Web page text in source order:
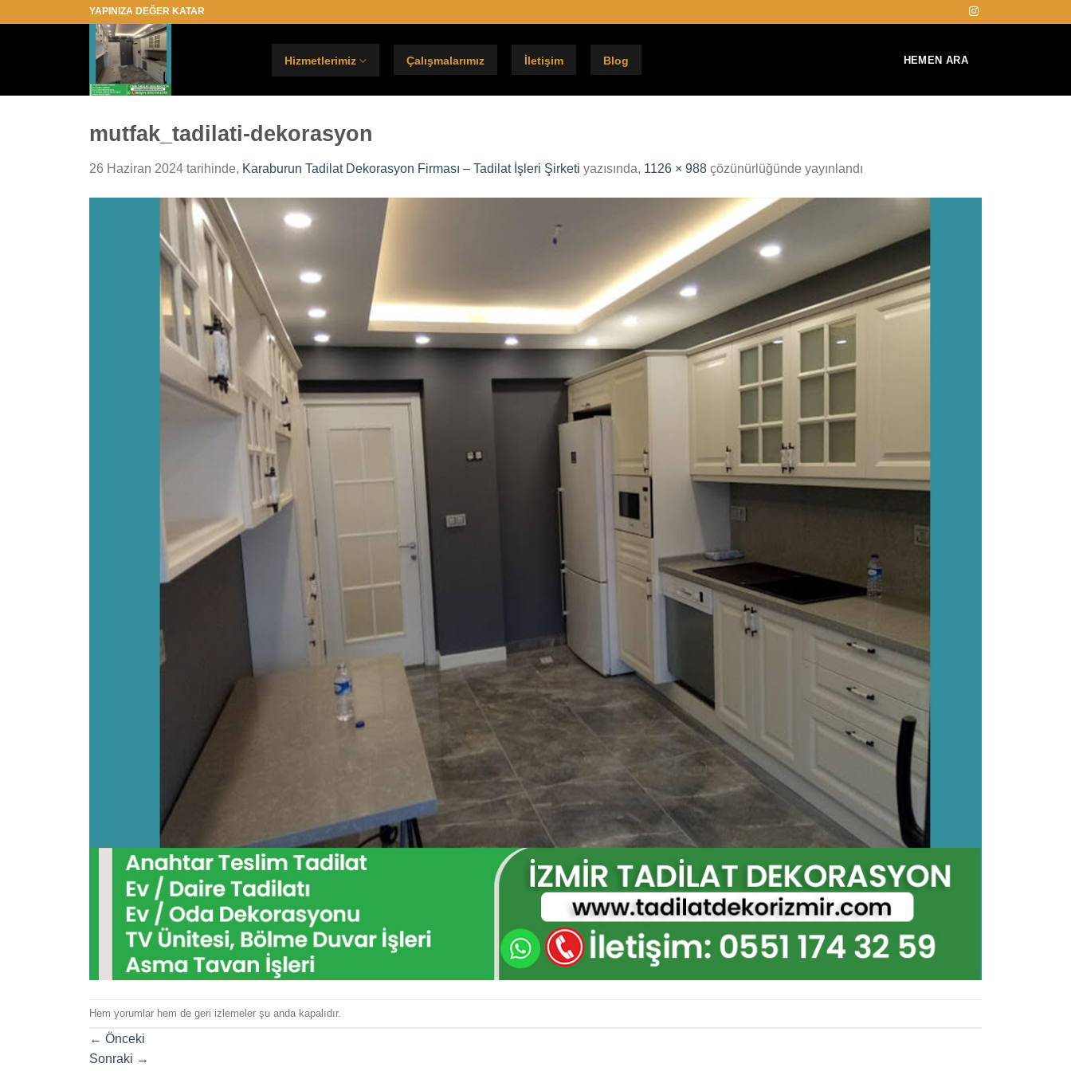
YAPINIZA DEĞER KATAR
Hizmetlerimiz Çalışmalarımız İletişim Blog HEMEN ARA
mutfak_tadilati-dekorasyon
26 Haziran 2024 tarihinde, Karaburun Tadilat Dekorasyon Firması – Tadilat İşleri Şirketi yazısında, 1126 × 988 çözünürlüğünde yayınlandı
Hem yorumlar hem de geri izlemeler şu anda kapalıdır.
← Önceki
Sonraki →